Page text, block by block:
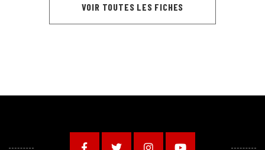
VOIR TOUTES LES FICHES